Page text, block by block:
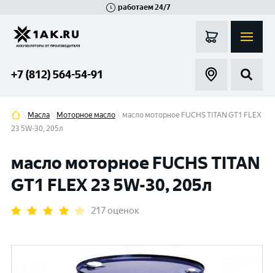
работаем 24/7
+7 (812) 564-54-91
Масла Моторное масло
масло моторное FUCHS TITAN GT1 FLEX
23 5W-30, 205л
масло моторное FUCHS TITAN
GT1 FLEX 23 5W-30, 205л
217 оценок
Гатчина